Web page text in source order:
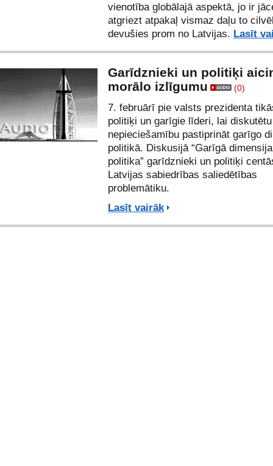
vienotība globālajā aspektā, jo ir
atgriezt atpakaļ vismaz daļu to
devušies prom no Latvijas. Lasīt
Garīdznieki un politiķi
morālo izlīgumu
(0)
7. februārī pie valsts prezidenta
politiķi un garīgie līderi, lai
nepieciešamību pastiprināt garīgo
politikā. Diskusijā “Garīgā
politika” garīdznieki un politiķi
Latvijas sabiedrības saliedētības
problemātiku.
Lasīt vairāk